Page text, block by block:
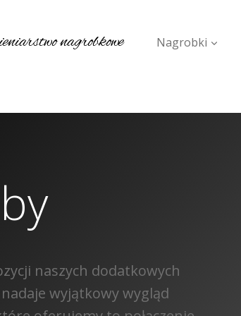
nagrobkowe Nagrobki
naszych dodatkowych
wyjątkowy wygląd